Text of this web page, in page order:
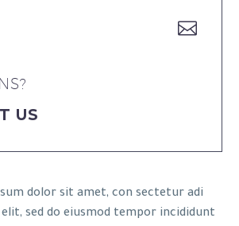


US
dolor sit amet, con sectetur adi
elit, sed do eiusmod tempor incididunt